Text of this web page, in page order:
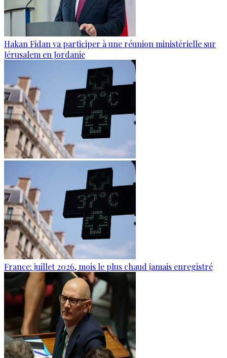
Hakan Fidan va participer à une réunion ministérielle sur
Jérusalem en Jordanie
France: juillet 2026, mois le plus chaud jamais enregistré